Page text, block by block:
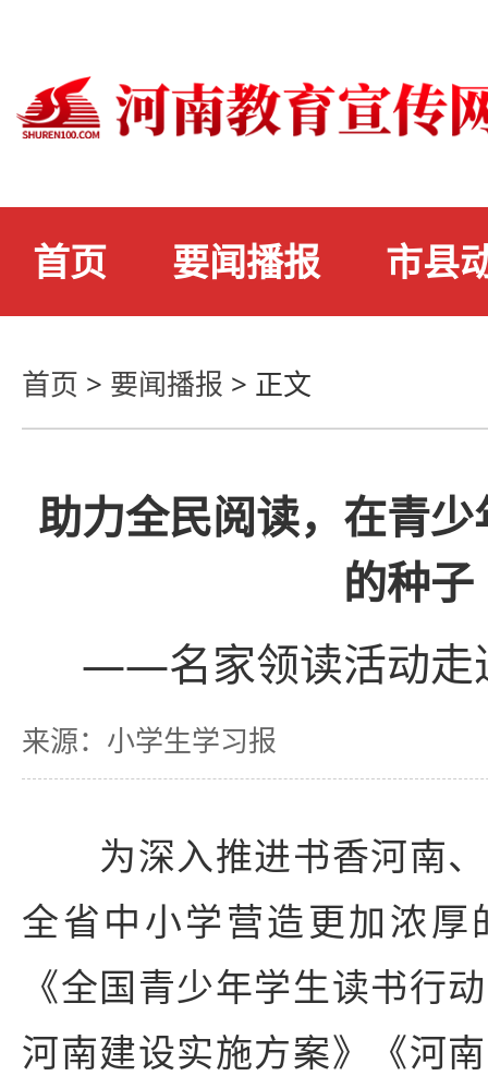
首页 要闻播报 市县
首页 > 要闻播报 > 正文
助力全民阅读，在青
的种子
——名家领读活动走
来源：小学生学习报
为深入推进书香河南、
全省中小学营造更加浓厚
《全国青少年学生读书行
河南建设实施方案》《河